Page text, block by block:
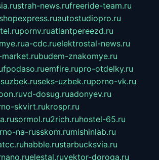
strah-news.rufreeride-team.ru
autostudiopro.ru
pornv.ruatlantpereezd.ru
a-cdc.ruelektrostal-news.ru
budem-znakomye.ru
fpodaso.ruemfire.rupro-otdelky.ru
seks-uzbek.ruporno-vk.ru
vd-dosug.ruadonyev.ru
skvirt.rukrospr.ru
sormol.ru2rich.ruhostel-65.ru
na-russkom.rumishinlab.ru
habble.rustarbucksvia.ru
elestal.ruvektor-doroga.ru